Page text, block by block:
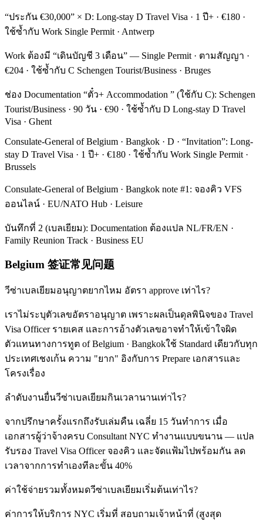
“ประกัน €30,000” × D: Long-stay D Travel Visa · 1 ปี+ · €180 ·
ใช้ซ้ำกับ Work Single Permit · Antwerp
Work ต้องมี “เดินบัญชี 3 เดือน” — Single Permit · ตามสัญญา ·
€204 · ใช้ซ้ำกับ C Schengen Tourist/Business · Bruges
ช่อง Documentation “ตั๋ว+ Accommodation ” (ใช้กับ C): Schengen
Tourist/Business · 90 วัน · €90 · ใช้ซ้ำกับ D Long-stay D Travel
Visa · Ghent
Consulate-General of Belgium · Bangkok · D · “Invitation”: Long-
stay D Travel Visa · 1 ปี+ · €180 · ใช้ซ้ำกับ Work Single Permit ·
Brussels
Consulate-General of Belgium · Bangkok note #1: จองคิว VFS
ออนไลน์ · EU/NATO Hub · Leisure
บันทึกที่ 2 (เบลเยียม): Documentation ต้องแปล NL/FR/EN ·
Family Reunion Track · Business EU
Belgium 签证常见问题
วีซ่าเบลเยียมอนุญาตยากไหม อัตรา approve เท่าไร?
เราไม่ระบุตัวเลขอัตราอนุญาต เพราะผลเป็นดุลพินิจของ Travel
Visa Officer รายเคส และการอ้างตัวเลขอาจทำให้เข้าใจผิด
ตัวแทนทางการทูต of Belgium · Bangkokใช้ Standard เดียวกับทุก
ประเทศเชงเก้น ความ "ยาก" อิงกับการ Prepare เอกสารและ
โครงเรื่อง
ลำดับงานยื่นวีซ่าเบลเยียมกินเวลานานเท่าไร?
จากปรึกษาครั้งแรกถึงรับเล่มคืน เฉลี่ย 15 วันทำการ เมื่อ
เอกสารผู้ว่าจ้างครบ Consultant NYC ทำงานแบบขนาน — แปล
รับรอง Travel Visa Officer จองคิว และจัดแฟ้มไปพร้อมกัน ลด
เวลาจากการทำเองทีละขั้น 40%
ค่าใช้จ่ายรวมทั้งหมดวีซ่าเบลเยียมเริ่มต้นเท่าไร?
ค่าการให้บริการ NYC เริ่มที่ สอบถามเจ้าหน้าที่ (สูงสุด